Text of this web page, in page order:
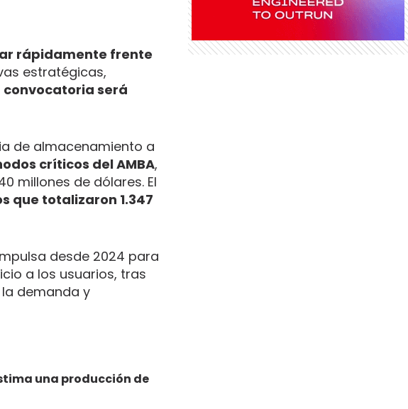
rápidamente frente
estratégicas,
convocatoria será
de almacenamiento a
críticos del AMBA,
millones de dólares. El
que totalizaron 1.347
desde 2024 para
a los usuarios, tras
demanda y
una producción de